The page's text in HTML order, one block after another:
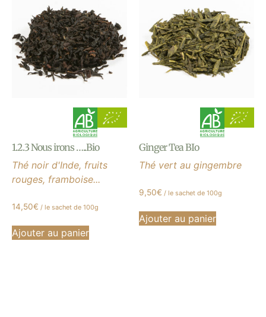
1.2.3 Nous irons …..Bio
Thé noir d'Inde, fruits
rouges, framboise...
14,50€ / le sachet de 100g
Ajouter au panier
Ginger Tea BIo
Thé vert au gingembre
9,50€ / le sachet de 100g
Ajouter au panier